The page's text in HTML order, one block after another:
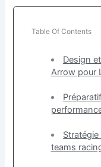
Table Of Contents
Design
Arrow pour
teams